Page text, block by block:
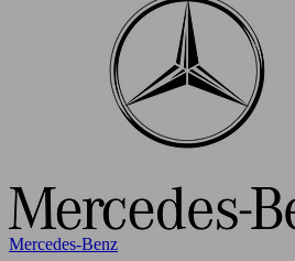
Mercedes-Benz